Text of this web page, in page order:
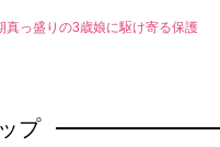
真っ盛りの3歳娘に駆け寄る保護
プ